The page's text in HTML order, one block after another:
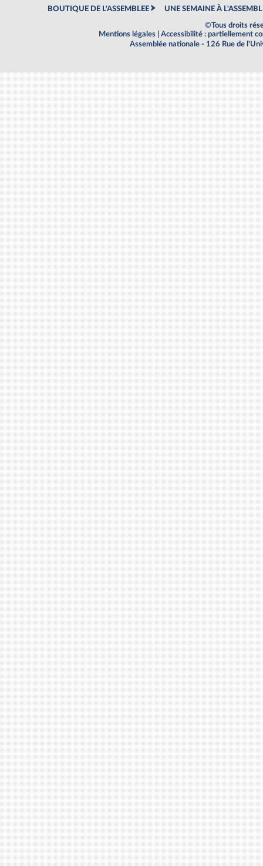
BOUTIQUE DE L'ASSEMBLEE UNE SEMAINE À
©Tous droits
Mentions légales
Accessibilité : partiellement
Assemblée nationale - 126 Rue de